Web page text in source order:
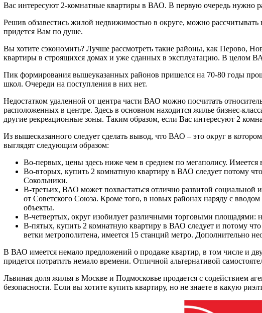
Вас интересуют 2-комнатные квартиры в ВАО. В первую очередь нужно
Решив обзавестись жилой недвижимостью в округе, можно
придется Вам по душе.
Вы хотите сэкономить? Лучше рассмотреть такие районы, как Перово,
квартиры в строящихся домах и уже сданных в эксплуатацию. В целом
Пик формирования вышеуказанных районов пришелся на 70-80 годы
школ. Очереди на поступления в них нет.
Недостатком удаленной от центра части ВАО можно посчитать
расположенных в центре. Здесь в основном находится жилье бизнес-
другие рекреационные зоны. Таким образом, если Вас интересуют 2
Из вышесказанного следует сделать вывод, что ВАО – это округ в
выглядят следующим образом:
Во-первых, цены здесь ниже чем в среднем по мегаполису.
Во-вторых, купить 2 комнатную квартиру в ВАО следует потому
Сокольники.
В-третьих, ВАО может похвастаться отлично развитой социальной
от Советского Союза. Кроме того, в новых районах наряду с
объекты.
В-четвертых, округ изобилует различными торговыми
В-пятых, купить 2 комнатную квартиру в ВАО следует и потому что
ветки метрополитена, имеется 15 станций метро. Дополнительно
В ВАО имеется немало предложений о продаже квартир, в том числе и
придется потратить немало времени. Отличной альтернативой
Львиная доля жилья в Москве и Подмосковье продается с содействием
безопасности. Если вы хотите купить квартиру, но не знаете в какую